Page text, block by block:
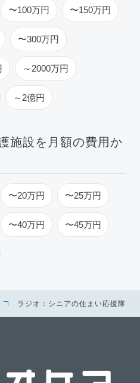
〜100万円 〜150万円
〜300万円
～2000万円
～2億円
施設を月額の費用か
〜20万円 〜25万円
〜40万円 〜45万円
ラジオ：シニアの住まい応援隊